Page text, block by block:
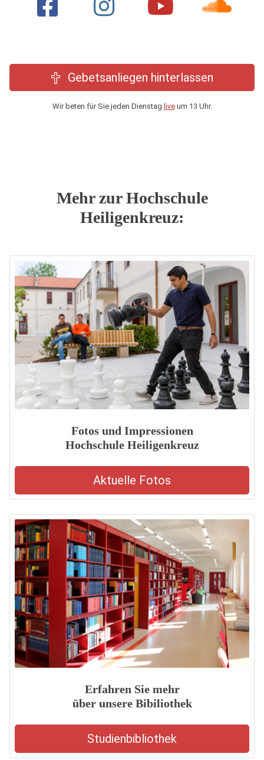
Gebetsanliegen hinterlassen
Wir beten für Sie jeden Dienstag liveum 13 Uhr.
Mehr zur Hochschule
Heiligenkreuz:
Fotos und Impressionen
Hochschule Heiligenkreuz
Aktuelle Fotos
Erfahren Sie mehr
über unsere Bibiliothek
Studienbibliothek